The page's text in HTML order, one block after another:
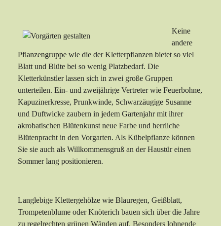
Keine
andere
Pflanzengruppe wie die der Kletterpflanzen bietet so viel
Blatt und Blüte bei so wenig Platzbedarf. Die
Kletterkünstler lassen sich in zwei große Gruppen
unterteilen. Ein- und zweijährige Vertreter wie Feuerbohne,
Kapuzinerkresse, Prunkwinde, Schwarzäugige Susanne
und Duftwicke zaubern in jedem Gartenjahr mit ihrer
akrobatischen Blütenkunst neue Farbe und herrliche
Blütenpracht in den Vorgarten. Als Kübelpflanze können
Sie sie auch als Willkommensgruß an der Haustür einen
Sommer lang positionieren.
Langlebige Klettergehölze wie Blauregen, Geißblatt,
Trompetenblume oder Knöterich bauen sich über die Jahre
zu regelrechten grünen Wänden auf. Besonders lohnende